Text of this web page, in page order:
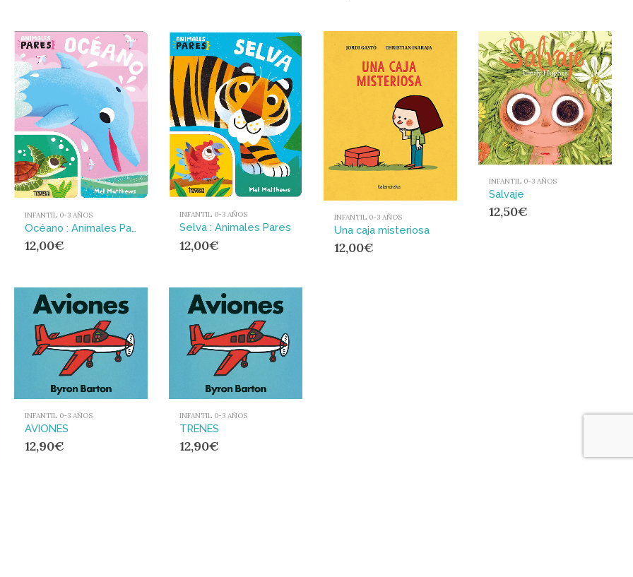
INFANTIL 0-3 AÑOS
Océano : Animales Pares
12,00€
INFANTIL 0-3 AÑOS
Selva : Animales Pares
12,00€
INFANTIL 0-3 AÑOS
Una caja misteriosa
12,00€
INFANTIL 0-3 AÑOS
Salvaje
12,50€
INFANTIL 0-3 AÑOS
AVIONES
12,90€
INFANTIL 0-3 AÑOS
TRENES
12,90€